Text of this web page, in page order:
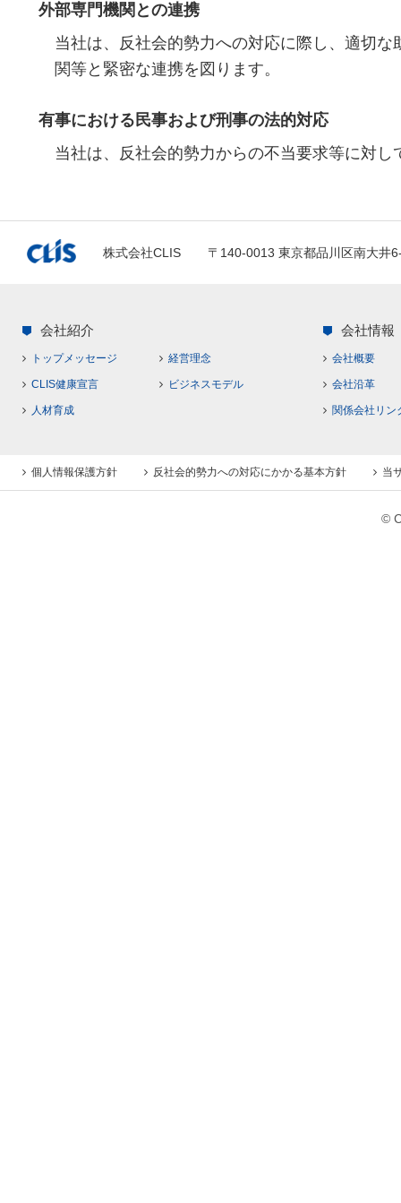
外部専門機関との連携
当社は、反社会的勢力への対応に際し、適切
関等と緊密な連携を図ります。
有事における民事および刑事の法的対応
当社は、反社会的勢力からの不当要求等に対
株式会社CLIS 〒140-0013 東京都品川区南大井
会社紹介
トップメッセージ 経営理念
CLIS健康宣言 ビジネスモデル
人材育成
会社情報
会社概要
会社沿革
関係会社リン
個人情報保護方針 反社会的勢力への対応にかかる基本方針 当
©